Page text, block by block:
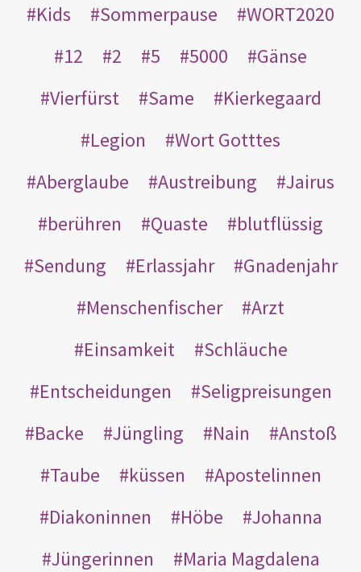
Kids
Sommerpause
WORT2020
12
2 5 5000
Gänse
Vierfürst
Same
Kierkegaard
Legion
Wort Gotttes
Aberglaube
Austreibung
Jairus
berühren
Quaste
blutflüssig
Sendung
Erlassjahr
Gnadenjahr
Menschenfischer
Arzt
Einsamkeit
Schläuche
Entscheidungen
Seligpreisungen
Backe
Jüngling Nain
Anstoß
Taube
küssen
Apostelinnen
Diakoninnen
Höbe
Johanna
Jüngerinnen
Maria Magdalena